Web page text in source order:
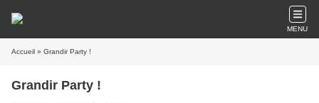
MENU
Accueil » Grandir Party !
Grandir Party !